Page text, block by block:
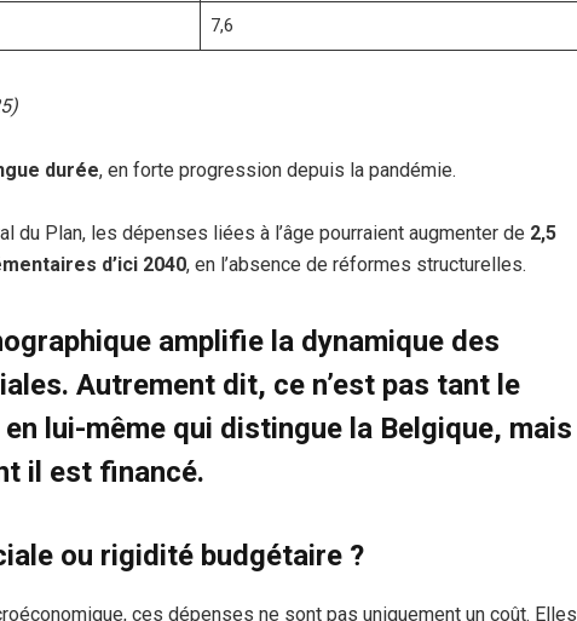
7,6
durée, en forte progression depuis la pandémie.
du Plan, les dépenses liées à l’âge pourraient augmenter de 2,5
d’ici 2040, en l’absence de réformes structurelles.
amplifie la dynamique des
Autrement dit, ce n’est pas tant le
lui-même qui distingue la Belgique, mais
il est financé.
ou rigidité budgétaire ?
ces dépenses ne sont pas uniquement un coût. Elles